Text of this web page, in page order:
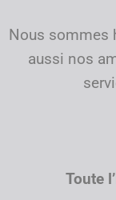
Nous sommes
aussi nos
Toute